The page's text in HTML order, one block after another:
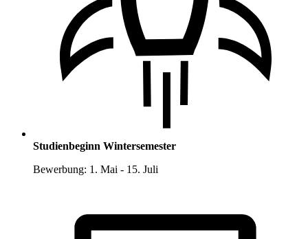
Studienbeginn Wintersemester
Bewerbung: 1. Mai - 15. Juli